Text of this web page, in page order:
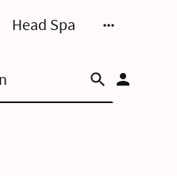
Head Spa